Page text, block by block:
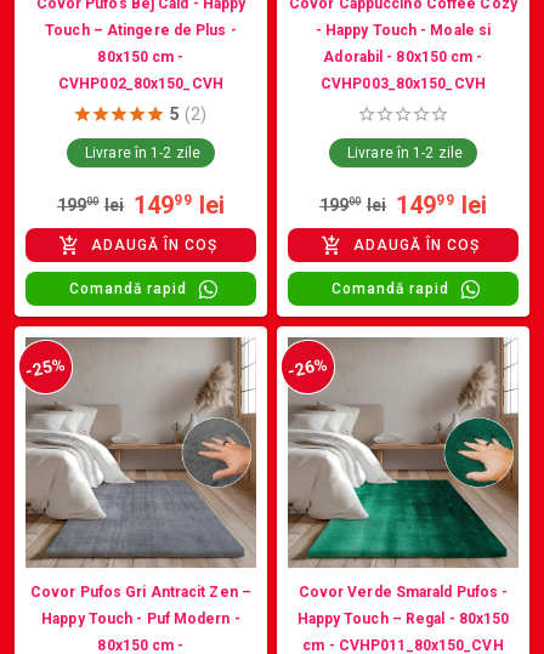
Covor Pufos Bej Cald - Happy
Touch – Atingere de Plus -
80x150 cm -
CVHP002_80x150_CVH
5 (2)
Livrare în 1-2 zile
19900 lei 14999 lei
ADAUGĂ ÎN COȘ
Comandă rapid
Covor Cappuccino Coffee Cozy
- Happy Touch - Moale si
Adorabil - 80x150 cm -
CVHP003_80x150_CVH
Livrare în 1-2 zile
19900 lei 14999 lei
ADAUGĂ ÎN COȘ
Comandă rapid
-25%
Covor Pufos Gri Antracit Zen –
Happy Touch - Puf Modern -
80x150 cm -
-26%
Covor Verde Smarald Pufos -
Happy Touch – Regal - 80x150
cm - CVHP011_80x150_CVH